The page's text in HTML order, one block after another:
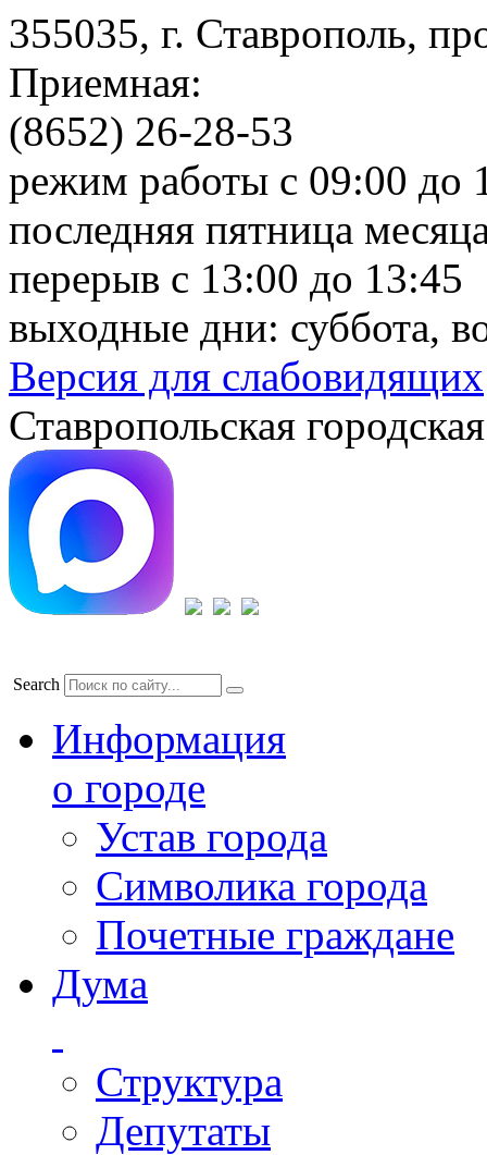
355035, г. Ставрополь,
Приемная:
(8652) 26-28-53
режим работы с 09:00 до
последняя пятница
перерыв с 13:00 до 13:45
выходные дни: суббота,
Версия для слабовидящих
Ставропольская
Search
Информация
о городе
Устав города
Символика города
Почетные граждане
Дума
Структура
Депутаты